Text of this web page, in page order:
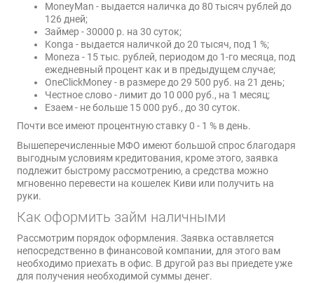
MoneyMan - выдается наличка до 80 тысяч рублей до
126 дней;
Займер - 30000 р. на 30 суток;
Konga - выдается наличкой до 20 тысяч, под 1 %;
Moneza - 15 тыс. рублей, периодом до 1-го месяца, под
ежедневный процент как и в предыдущем случае;
OneClickMoney - в размере до 29 500 руб. на 21 день;
Честное слово - лимит до 10 000 руб., на 1 месяц;
Езаем - не больше 15 000 руб., до 30 суток.
Почти все имеют процентную ставку 0 - 1 % в день.
Вышеперечисленные МФО имеют большой спрос благодаря
выгодным условиям кредитования, кроме этого, заявка
подлежит быстрому рассмотрению, а средства можно
мгновенно перевести на кошелек Киви или получить на
руки.
Как оформить займ наличными
Рассмотрим порядок оформления. Заявка оставляется
непосредственно в финансовой компании, для этого вам
необходимо приехать в офис. В другой раз вы приедете уже
для получения необходимой суммы денег.